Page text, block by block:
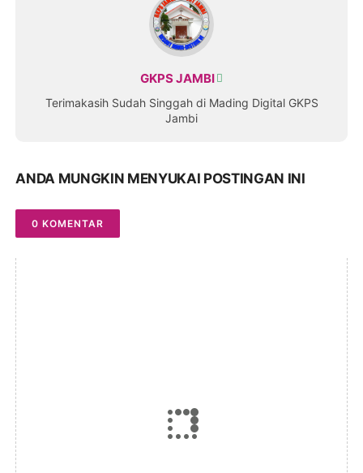
GKPS JAMBI
Terimakasih Sudah Singgah di Mading Digital GKPS
Jambi
ANDA MUNGKIN MENYUKAI POSTINGAN INI
0 KOMENTAR